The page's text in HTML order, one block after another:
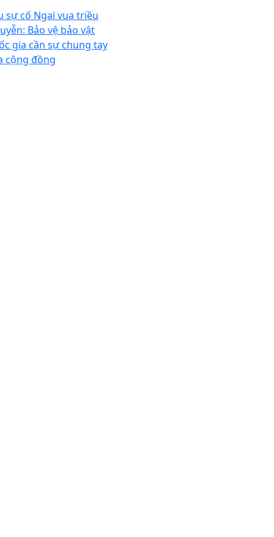
sự cố Ngai vua triều
Bảo vệ bảo vật
gia cần sự chung tay
cộng đồng